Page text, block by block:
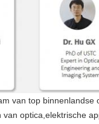
van top
optica,elektrische